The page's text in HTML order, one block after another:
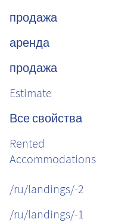
продажа
аренда
продажа
Estimate
Все свойства
Rented
Accommodations
/ru/landings/-2
/ru/landings/-1